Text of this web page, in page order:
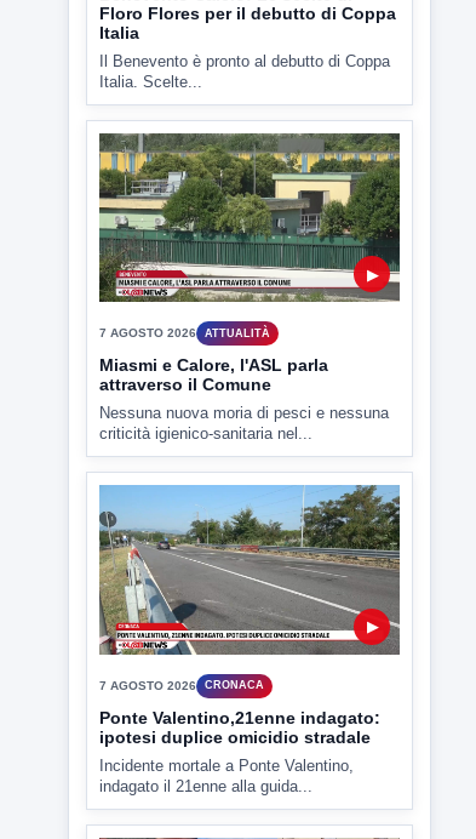
Benevento Calcio: Le scelte di
Floro Flores per il debutto di Coppa
Italia
Il Benevento è pronto al debutto di Coppa
Italia. Scelte...
Miasmi e Calore, l'ASL parla
attraverso il Comune
Nessuna nuova moria di pesci e nessuna
criticità igienico-sanitaria nel...
▶
7 AGOSTO 2026
Ponte Valentino,21enne indagato:
ipotesi duplice omicidio stradale